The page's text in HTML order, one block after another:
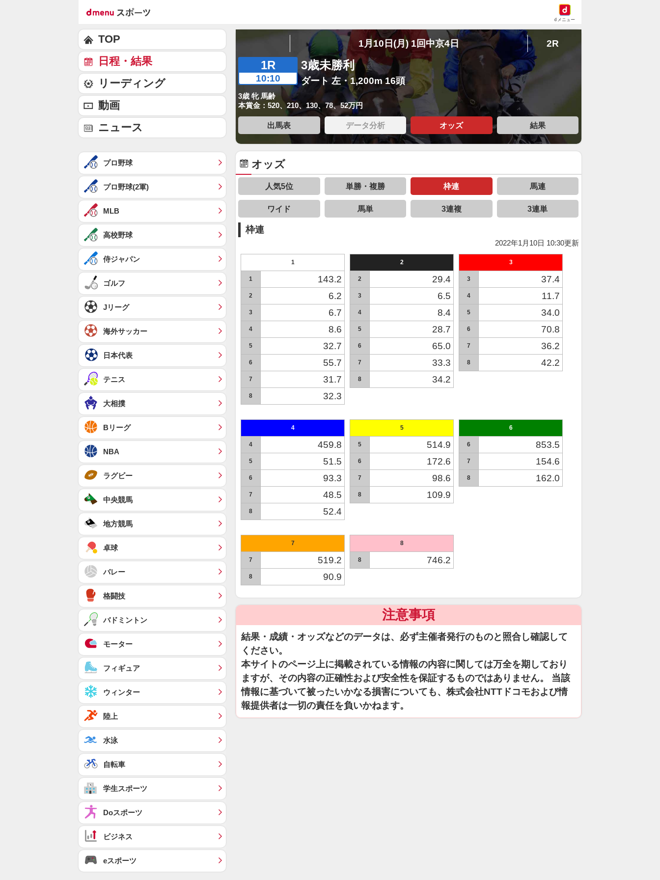
dメニュー
1月10日(月) 1回中京4日 2R
1R
10:10
3歳未勝利
ダート 左・1,200m 16頭
3歳 牝 馬齢
本賞金：520、210、130、78、52万円
出馬表 データ分析 オッズ 結果
オッズ
人気5位 単勝・複勝 枠連 馬連
ワイド 馬単 3連複 3連単
枠連
2022年1月10日 10:30更新
1
1 143.2
2 6.2
3 6.7
4 8.6
5 32.7
6 55.7
7 31.7
8 32.3
2
2 29.4
3 6.5
4 8.4
5 28.7
6 65.0
7 33.3
8 34.2
3
3 37.4
4 11.7
5 34.0
6 70.8
7 36.2
8 42.2
4
4 459.8
5 51.5
6 93.3
7 48.5
8 52.4
5
5 514.9
6 172.6
7 98.6
8 109.9
6
6 853.5
7 154.6
8 162.0
7
7 519.2
8 90.9
8
8 746.2
注意事項
結果・成績・オッズなどのデータは、必ず主催者発行のものと照合し確認して
ください。
本サイトのページ上に掲載されている情報の内容に関しては万全を期しており
ますが、その内容の正確性および安全性を保証するものではありません。 当該
情報に基づいて被ったいかなる損害についても、株式会社NTTドコモおよび情
報提供者は一切の責任を負いかねます。
TOP
日程・結果
リーディング
動画
ニュース
プロ野球
プロ野球(2軍)
MLB
高校野球
侍ジャパン
ゴルフ
Jリーグ
海外サッカー
日本代表
テニス
大相撲
Bリーグ
NBA
ラグビー
中央競馬
地方競馬
卓球
バレー
格闘技
バドミントン
モーター
フィギュア
ウィンター
陸上
水泳
自転車
学生スポーツ
Doスポーツ
ビジネス
eスポーツ